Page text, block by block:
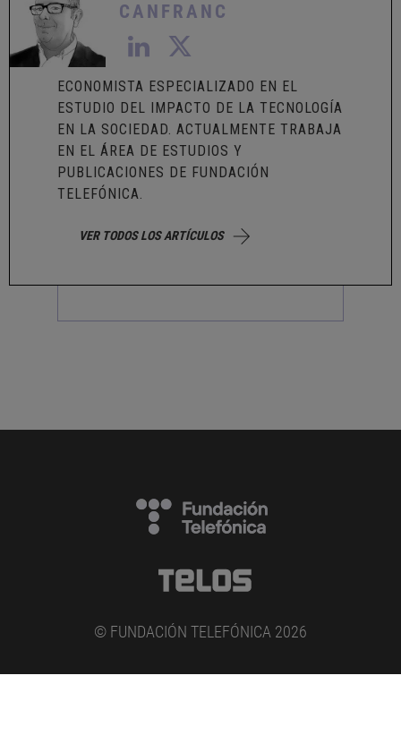
CANFRANC
ECONOMISTA ESPECIALIZADO EN EL
ESTUDIO DEL IMPACTO DE LA TECNOLOGÍA
EN LA SOCIEDAD. ACTUALMENTE TRABAJA
EN EL ÁREA DE ESTUDIOS Y
PUBLICACIONES DE FUNDACIÓN
TELEFÓNICA.
VER TODOS LOS ARTÍCULOS
© FUNDACIÓN TELEFÓNICA 2026